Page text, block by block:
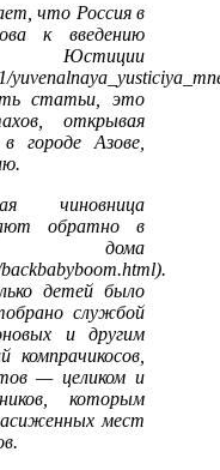
что Россия в
к введению
статьи, это
открывая
городе Азове,
чиновница
обратно в
дома
).
детей было
службой
и другим
— целиком и
которым
мест